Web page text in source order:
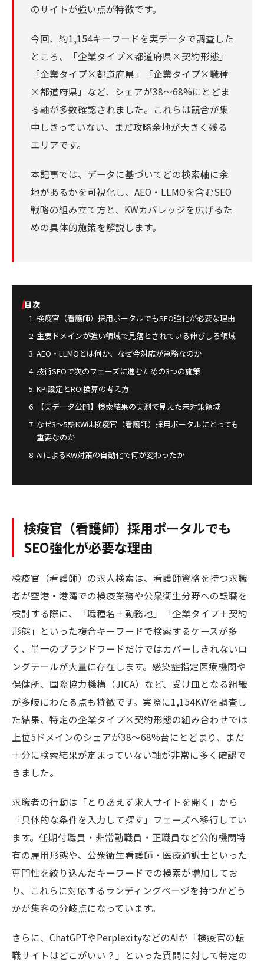
のサイトが強い点が特徴です。
今回、約1,154キーワードを実データで調査した
ところ、「企業タイプ×都道府県×契約形態」
「企業タイプ×都道府県」「企業タイプ×職種
×都道府県」など、シェアが38〜68%にとどま
る軸が多数確認されました。これらは競合が集
中しきっていない、まだ攻略余地が大きく残る
エリアです。
本記事では、データに基づいてどの検索軸に余
地があるかを可視化し、AEO・LLMOを含むSEO
戦略の組み立て方と、KWカバレッジを広げるた
めの具体的施策を解説します。
目次
検疫官（看護師）採用ポータルでもSEO強化が必要な理由
主要ドメインが強い領域で見落とされている伸びしろ領域
AEO・LLMOとは何か、なぜ今対応が急務なのか
技術SEOで次のフェーズに進むための3つの施策
KPI設定とROI換算の考え方
【実データ公開】検索結果の実測で見えた未対策領域
なぜ3〜5語KWは検疫官（看護師）採用ポータルにとっても
重要なのか
AIによるKW対策の自動化で何が変わったか
検疫官（看護師）採用ポータルでも
SEO強化が必要な理由
検疫官（看護師）の求人検索は、看護師資格を持つ求職
者が空港・港湾での検疫業務や公衆衛生分野への転職を
検討する際に、「職種名＋勤務地」「企業タイプ＋契約
形態」といった複合キーワードで検索するケースが多
く、単一のブランドワードだけではカバーしきれないロ
ングテールが大量に存在します。感染症指定医療機関や
保健所、国際協力機構（JICA）など、受け皿となる組織
が多岐にわたる点も特徴です。実際に1,154KWを調査し
た結果、特定の企業タイプ×契約形態の組み合わせでは
上位5ドメインのシェアが38〜68%台にとどまり、まだ
十分に検索結果が定まっていない軸が非常に多く確認で
きました。
求職者の行動は「とりあえず求人サイトを開く」から
「具体的な条件を入力して探す」フェーズへ移行してい
ます。任期付職員・非常勤職員・正職員など公的機関特
有の雇用形態や、公衆衛生看護師・医療通訳士といった
専門性を絞り込んだキーワードでの検索が増加してお
り、これらに対応するランディングページを持つかどう
かが集客の分岐点になっています。
さらに、ChatGPTやPerplexityなどのAIが「検疫官の転
職サイトはどこがいい？」といった質問に対して特定の